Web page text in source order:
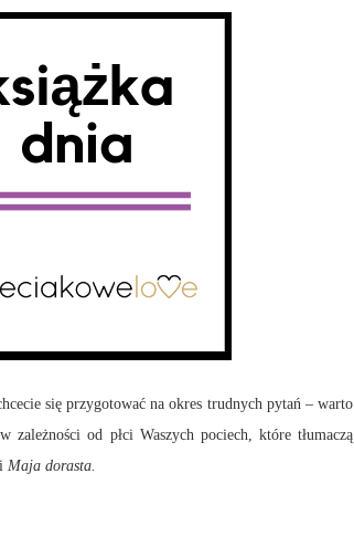
się przygotować na okres trudnych pytań – warto
od płci Waszych pociech, które tłumaczą
i Maja dorasta.